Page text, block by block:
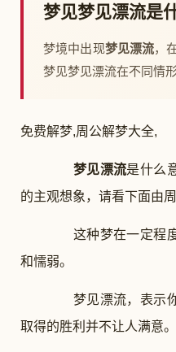
梦见梦见漂流是
梦境中出现梦见漂流，
梦见梦见漂流在不同情
免费解梦,周公解梦大全,
梦见漂流是什么
的主观想象，请看下面由
这种梦在一定程度
和懦弱。
梦见漂流，表示你
取得的胜利并不让人满意。